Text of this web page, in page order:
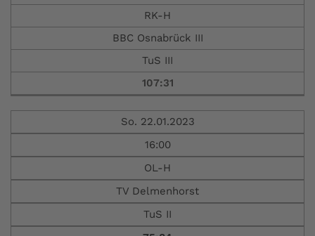
RK-H
BBC Osnabrück III
TuS III
107:31
So. 22.01.2023
16:00
OL-H
TV Delmenhorst
TuS II